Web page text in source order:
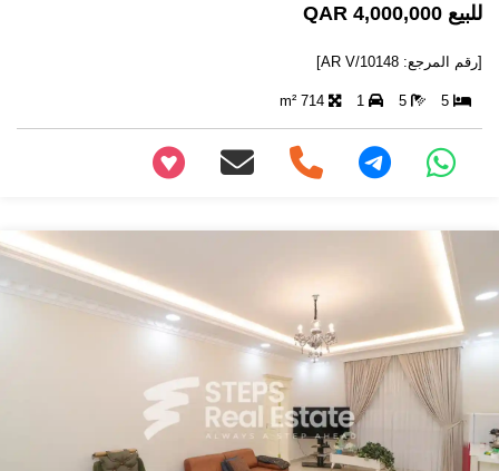
للبيع 4,000,000 QAR
[رقم المرجع: AR V/10148]
5
5
1
714 m²